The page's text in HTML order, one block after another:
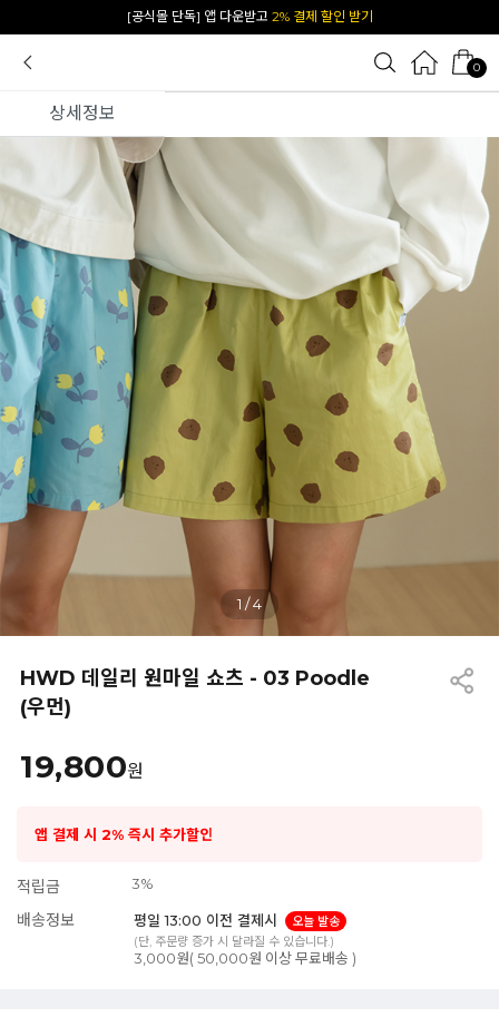
카카오 플친 추가하면1천원 즉시 할인 쿠폰
0
상세정보
1 /4
HWD 데일리 원마일 쇼츠 - 03 Poodle
(우먼)
19,800원
앱 결제 시 2% 즉시 추가할인
적립금 3%
배송정보 평일 13:00 이전 결제시
오늘 발송
(단, 주문량 증가 시 달라질 수 있습니다.)
3,000원( 50,000원 이상 무료배송 )